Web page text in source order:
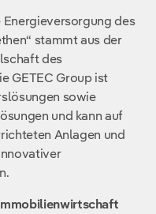
des
stammt aus der
des
GETEC Group ist
sowie
und kann auf
Anlagen und